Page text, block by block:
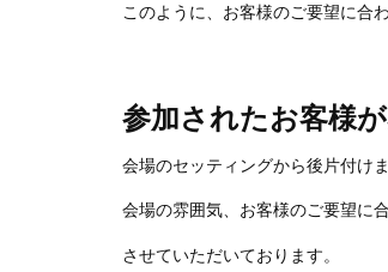
このように、お客様のご要望に合
参加されたお客様
会場のセッティングから後片付け
会場の雰囲気、お客様のご要望に
させていただいております。